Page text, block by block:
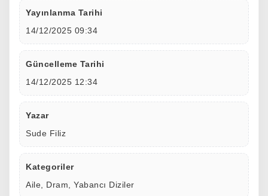
Yayınlanma Tarihi
14/12/2025 09:34
Güncelleme Tarihi
14/12/2025 12:34
Yazar
Sude Filiz
Kategoriler
Aile
Dram Yabancı Diziler